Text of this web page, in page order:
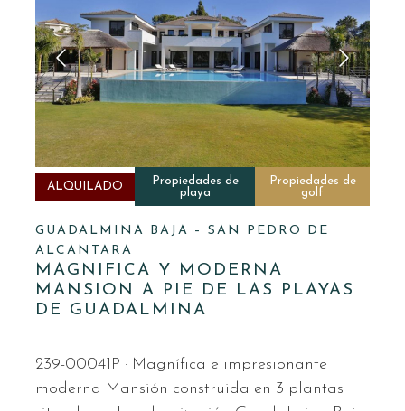
ALQUILADO
Propiedades de
playa
Propiedades de
golf
GUADALMINA BAJA – SAN PEDRO DE
ALCANTARA
MAGNIFICA Y MODERNA
MANSION A PIE DE LAS PLAYAS
DE GUADALMINA
239-00041P · Magnífica e impresionante
moderna Mansión construida en 3 plantas